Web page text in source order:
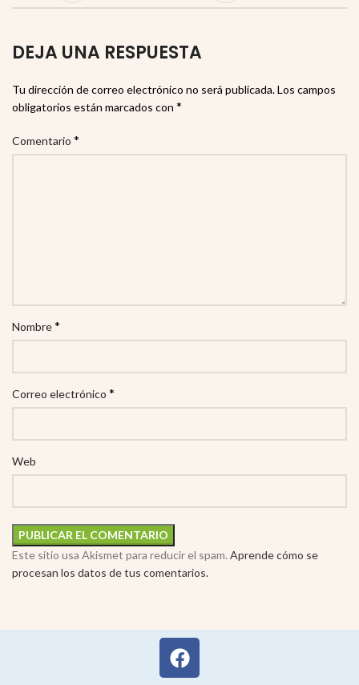
DEJA UNA RESPUESTA
Tu dirección de correo electrónico no será publicada.Los campos
obligatorios están marcados con *
Comentario *
Nombre*
Correo electrónico *
Web
Este sitio usa Akismet para reducir el spam. Aprende cómo se
procesan los datos de tus comentarios.